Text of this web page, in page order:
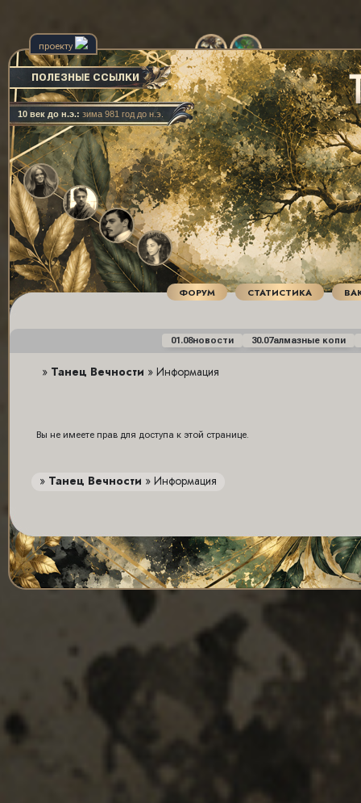
01.08новости 30.07алмазные копи
ПОЛЕЗНЫЕ ССЫЛКИ
10 век до н.э.: зима 981 год до н.э.
проекту
ФОРУМ СТАТИСТИКА
» Танец Вечности » Информация
Вы не имеете прав для доступа к этой странице.
» Танец Вечности » Информация